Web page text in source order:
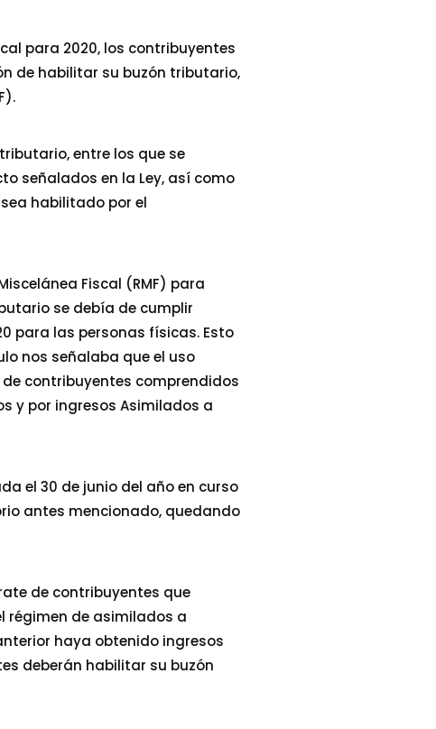
para 2020, los contribuyentes
de habilitar su buzón tributario,
entre los que se
señalados en la Ley, así como
habilitado por el
Fiscal (RMF) para
se debía de cumplir
para las personas físicas. Esto
nos señalaba que el uso
contribuyentes comprendidos
y por ingresos Asimilados a
el 30 de junio del año en curso
antes mencionado, quedando
de contribuyentes que
régimen de asimilados a
haya obtenido ingresos
deberán habilitar su buzón